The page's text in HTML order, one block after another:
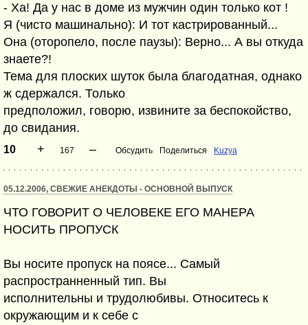
- Ха! Да у нас в доме из мужчин один только кот !
Я (чисто машинально): И тот кастрированный...
Она (оторопело, после паузы): Верно... А вы откуда
знаете?!
Тема для плоских шуток была благодатная, однако
ж сдержался. Только
предположил, говорю, извините за беспокойство,
до свидания.
10 + 167 – Обсудить Поделиться Kuzya
05.12.2006, СВЕЖИЕ АНЕКДОТЫ - ОСНОВНОЙ ВЫПУСК
ЧТО ГОВОРИТ О ЧЕЛОВЕКЕ ЕГО МАНЕРА
НОСИТЬ ПРОПУСК
Вы носите пропуск на поясе... Самый
распространненный тип. Вы
исполнительны и трудолюбивы. Относитесь к
окружающим и к себе с